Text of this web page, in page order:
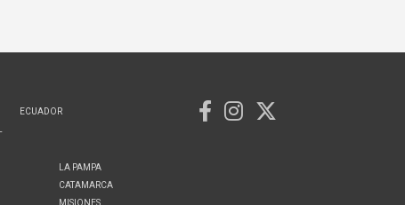
ECUADOR
LA PAMPA
CATAMARCA
MISIONES